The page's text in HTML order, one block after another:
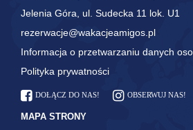
Jelenia Góra, ul. Sudecka 11 lok. U1
rezerwacje@wakacjeamigos.pl
Informacja o przetwarzaniu danych
Polityka prywatności
DOŁĄCZ DO NAS! OBSERWUJ NAS!
MAPA STRONY